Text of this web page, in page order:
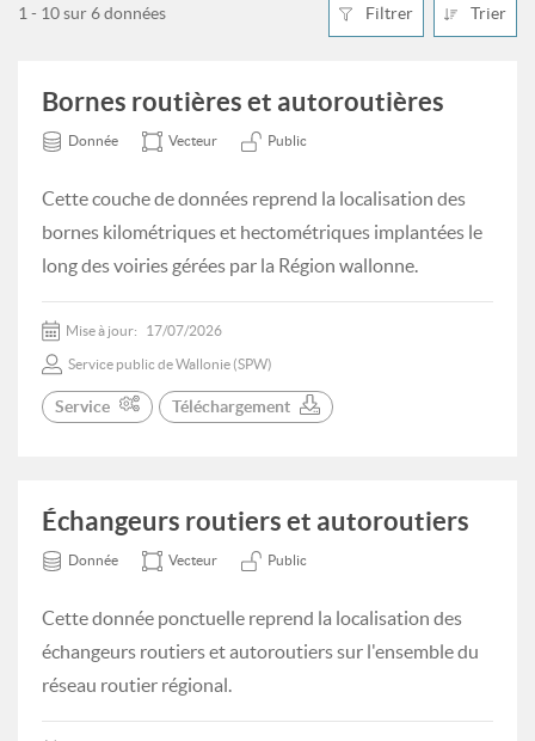
Filtrer Trier
1 - 10 sur 6 données
Bornes routières et autoroutières
Donnée Vecteur Public
Cette couche de données reprend la localisation des
bornes kilométriques et hectométriques implantées le
long des voiries gérées par la Région wallonne.
Mise à jour: 17/07/2026
Service public de Wallonie (SPW)
Service Téléchargement
Échangeurs routiers et autoroutiers
Donnée Vecteur Public
Cette donnée ponctuelle reprend la localisation des
échangeurs routiers et autoroutiers sur l'ensemble du
réseau routier régional.